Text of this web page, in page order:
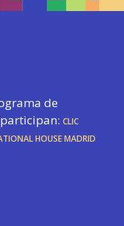
de
CLIC
House Madrid